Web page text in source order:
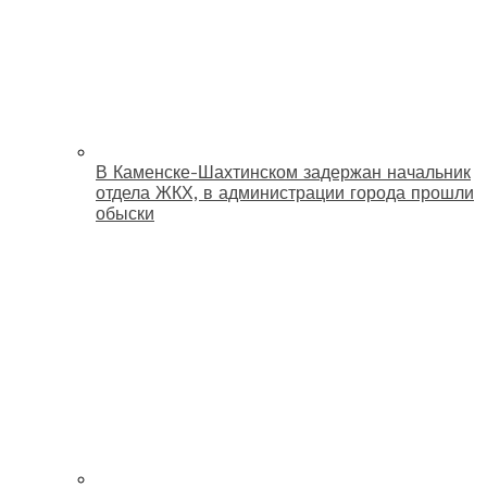
В Каменске-Шахтинском задержан начальник
отдела ЖКХ, в администрации города прошли
обыски